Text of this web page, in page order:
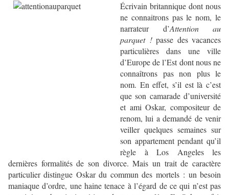
Écrivain britannique dont nous
ne connaitrons pas le nom, le
narrateur d’Attention au
parquet !passe des vacances
particulières dans une ville
d’Europe de l’Est dont nous ne
connaîtrons pas non plus le
nom. En effet, s’il est là c’est
que son camarade d’université
et ami Oskar, compositeur de
renom, lui a demandé de venir
veiller quelques semaines sur
son appartement pendant qu’il
règle à Los Angeles les
dernières formalités de son divorce. Mais un trait de caractère
particulier distingue Oskar du commun des mortels : un besoin
maniaque d’ordre, une haine tenace à l’égard de ce qui n’est pas